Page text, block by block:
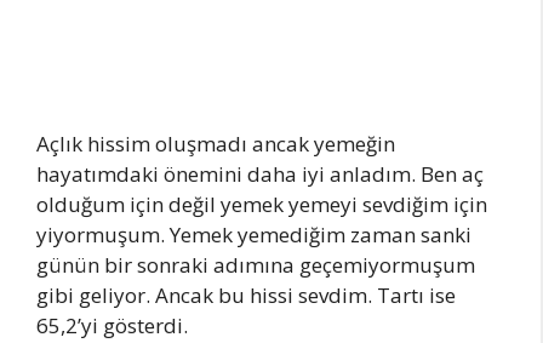
Açlık hissim oluşmadı ancak yemeğin
hayatımdaki önemini daha iyi anladım. Ben aç
olduğum için değil yemek yemeyi sevdiğim için
yiyormuşum. Yemek yemediğim zaman sanki
günün bir sonraki adımına geçemiyormuşum
gibi geliyor. Ancak bu hissi sevdim. Tartı ise
65,2’yi gösterdi.